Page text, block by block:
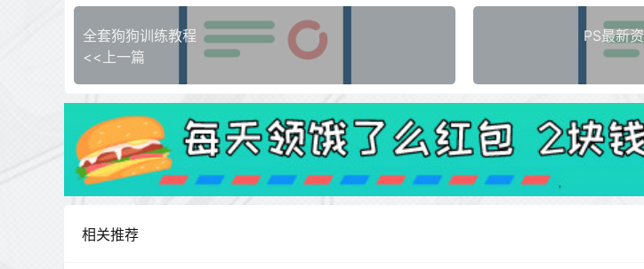
全套狗狗训练教程
<<上一篇
PS最新
相关推荐